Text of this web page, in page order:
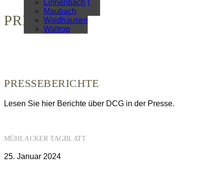
Überregional
Alle Artikel
Linnenbach
Maubach
Waldhausen
Waltrop
PRESSE
PRESSEBERICHTE
Lesen Sie hier Berichte über DCG in der Presse.
MÜHLACKER TAGBLATT
25. Januar 2024